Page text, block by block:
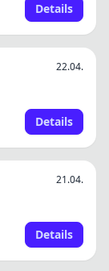
Details
22.04.
Details
21.04.
Details